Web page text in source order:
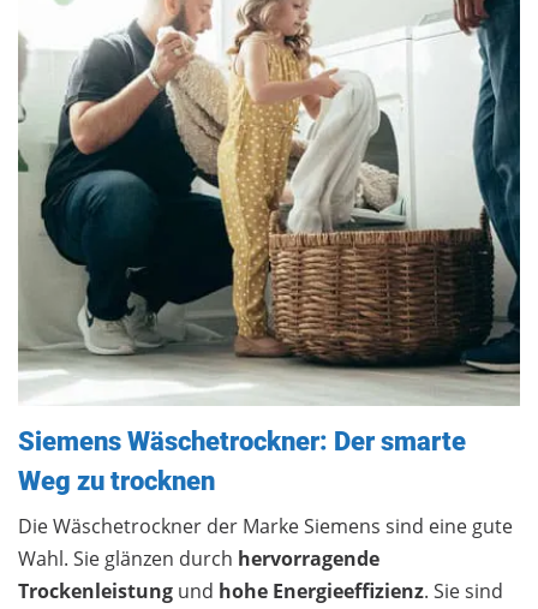
Siemens Wäschetrockner: Der smarte
Weg zu trocknen
Die Wäschetrockner der Marke Siemens sind eine gute
Wahl. Sie glänzen durch hervorragende
Trockenleistung und hohe Energieeffizienz. Sie sind